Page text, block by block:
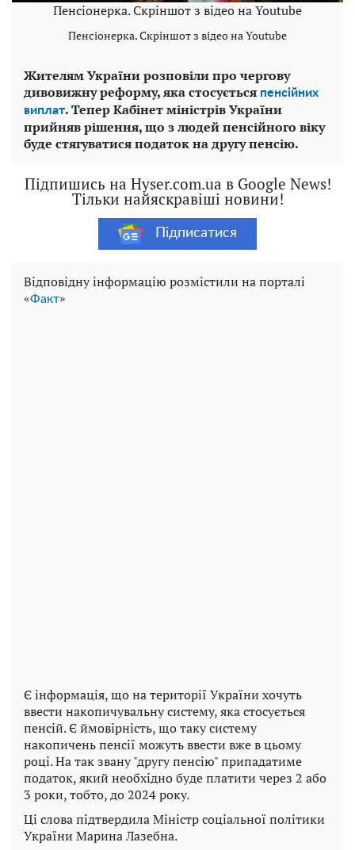
Пенсіонерка. Скріншот з відео на Youtube
Пенсіонерка. Скріншот з відео на Youtube
Жителям України розповіли про чергову
дивовижну реформу, яка стосується пенсійних
виплат. Тепер Кабінет міністрів України
прийняв рішення, що з людей пенсійного віку
буде стягуватися податок на другу пенсію.
Підпишись на Hyser.com.ua в Google News!
Тільки найяскравіші новини!
Підписатися
Відповідну інформацію розмістили на порталі
«Факт»
Є інформація, що на території України хочуть
ввести накопичувальну систему, яка стосується
пенсій. Є ймовірність, що таку систему
накопичень пенсії можуть ввести вже в цьому
році. На так звану "другу пенсію" припадатиме
податок, який необхідно буде платити через 2 або
3 роки, тобто, до 2024 року.
Ці слова підтвердила Міністр соціальної політики
України Марина Лазебна.